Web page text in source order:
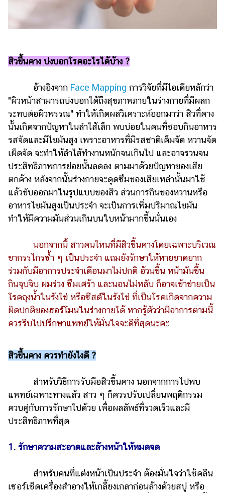
สิวขึ้นคาง บ่งบอกโรคอะไรได้บ้าง ?
อ้างอิงจาก Face Mapping การวิจัยที่มีไอเดียหลักว่า
"ผิวหน้าสามารถบ่งบอกได้ถึงสุขภาพภายในร่างกายที่มีผลก
ระทบต่อผิวพรรณ" ทำให้เกิดผลวิเคราะห์ออกมาว่า สิวที่คาง
นั้นเกิดจากปัญหาในลำไส้เล็ก พบบ่อยในคนที่ชอบกินอาหาร
รสจัดและมีไขมันสูง เพราะอาหารที่มีรสชาติเค็มจัด หวานจัด
เผ็ดจัด จะทำให้ลำไส้ทำงานหนักจนเกินไป และอาจรวนจน
ประสิทธิภาพการย่อยนั้นลดลง ตามมาด้วยปัญหาของเสีย
ตกค้าง หลังจากนั้นร่างกายจะดูดซึมของเสียเหล่านั้นมาใช้
แล้วขับออกมาในรูปแบบของสิว ส่วนการกินของหวานหรือ
อาหารไขมันสูงเป็นประจำ จะเป็นการเพิ่มปริมาณไขมัน
ทำให้มีความมันส่วนเกินบนใบหน้ามากขึ้นนั่นเอง
นอกจากนี้ สาวคนไหนที่มีสิวขึ้นคางโดยเฉพาะบริเวณ
ขากรรไกรซ้ำ ๆ เป็นประจำ แถมยังรักษาให้หายขาดยาก
ร่วมกับมีอาการประจำเดือนมาไม่ปกติ อ้วนขึ้น หน้ามันขึ้น
กินจุบจิบ ผมร่วง ซึมเศร้า และนอนไม่หลับ ก็อาจเข้าข่ายเป็น
โรคถุงน้ำในรังไข่ หรือซีสต์ในรังไข่ ที่เป็นโรคเกิดจากความ
ผิดปกติของฮอร์โมนในร่างกายได้ หากรู้ตัวว่ามีอาการตามนี้
ควรรีบไปปรึกษาแพทย์ให้มั่นใจจะดีที่สุดนะคะ
สิวขึ้นคาง ควรทำยังไงดี ?
สำหรับวิธีการรับมือสิวขึ้นคาง นอกจากการไปพบ
แพทย์เฉพาะทางแล้ว สาว ๆ ก็ควรปรับเปลี่ยนพฤติกรรม
ควบคู่กับการรักษาไปด้วย เพื่อผลลัพธ์ที่รวดเร็วและมี
ประสิทธิภาพที่สุด
1. รักษาความสะอาดและล้างหน้าให้หมดจด
สำหรับคนที่แต่งหน้าเป็นประจำ ต้องมั่นใจว่าใช้คลีน
เซอร์เช็ดเครื่องสำอางให้เกลี้ยงเกลาก่อนล้างด้วยสบู่ หรือ